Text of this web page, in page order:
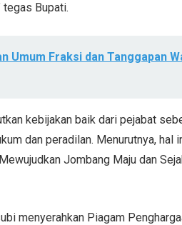
tegas Bupati.
Umum Fraksi dan Tanggapan
kebijakan baik dari pejabat
dan peradilan. Menurutnya, hal
Jombang Maju dan
menyerahkan Piagam